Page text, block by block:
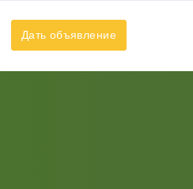
Дать объявление